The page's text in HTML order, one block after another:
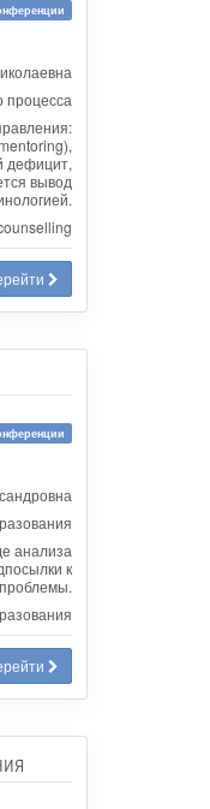
процесса
дефицит,
вывод
анализа
к